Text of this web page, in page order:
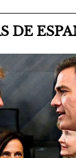
DE